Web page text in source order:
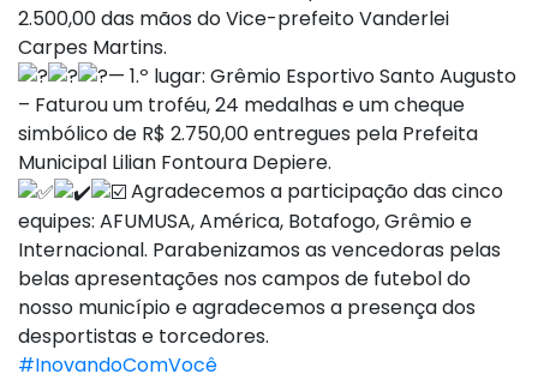
2.500,00 das mãos do Vice-prefeito Vanderlei
Carpes Martins.
— 1.º lugar: Grêmio Esportivo Santo Augusto
– Faturou um troféu, 24 medalhas e um cheque
simbólico de R$ 2.750,00 entregues pela Prefeita
Municipal Lilian Fontoura Depiere.
Agradecemos a participação das cinco
equipes: AFUMUSA, América, Botafogo, Grêmio e
Internacional. Parabenizamos as vencedoras pelas
belas apresentações nos campos de futebol do
nosso município e agradecemos a presença dos
desportistas e torcedores.
#InovandoComVocê